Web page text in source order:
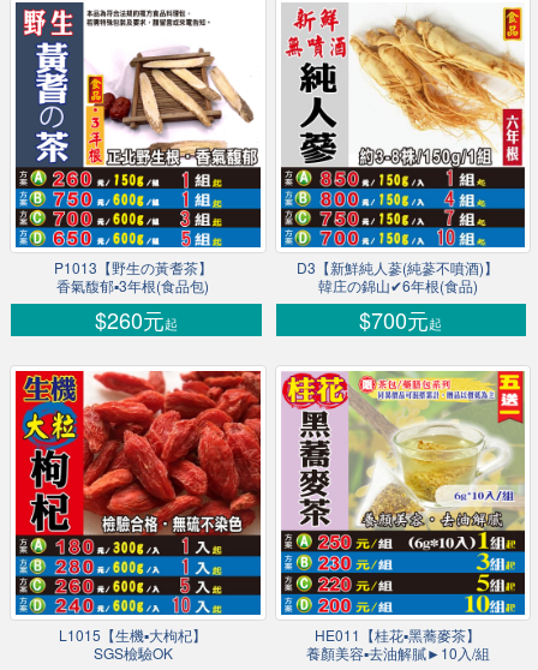
P1013【野生の黃耆茶】
香氣馥郁▪3年根(食品包)
$260元起
D3【新鮮純人蔘(純蔘不噴酒)】
韓庄の錦山✔6年根(食品)
$700元起
L1015【生機▪大枸杞】
SGS檢驗OK
HE011【桂花▪黑蕎麥茶】
養顏美容▪去油解膩►10入/組